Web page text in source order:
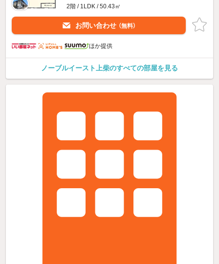
2階 / 1LDK / 50.43㎡
お問い合わせ （無料）
ほか提供
ノーブルイースト上柴のすべての部屋を見る